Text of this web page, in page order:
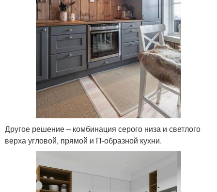
Другое решение – комбинация серого низа и светлого
верха угловой, прямой и П-образной кухни.